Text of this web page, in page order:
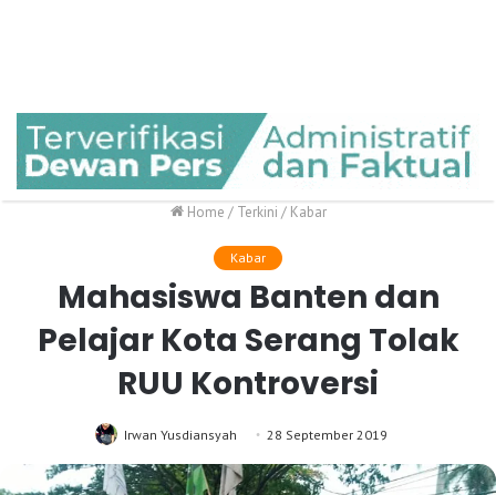
Home / Terkini / Kabar
Kabar
Mahasiswa Banten dan
Pelajar Kota Serang Tolak
RUU Kontroversi
Irwan Yusdiansyah 28 September 2019